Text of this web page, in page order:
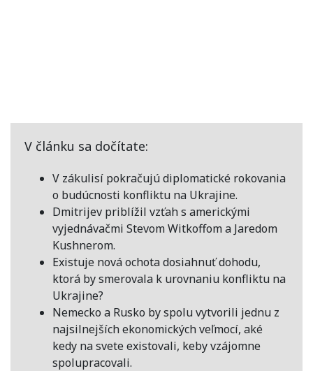
V článku sa dočítate:
V zákulisí pokračujú diplomatické rokovania
o budúcnosti konfliktu na Ukrajine.
Dmitrijev priblížil vzťah s americkými
vyjednávačmi Stevom Witkoffom a Jaredom
Kushnerom.
Existuje nová ochota dosiahnuť dohodu,
ktorá by smerovala k urovnaniu konfliktu na
Ukrajine?
Nemecko a Rusko by spolu vytvorili jednu z
najsilnejších ekonomických veľmocí, aké
kedy na svete existovali, keby vzájomne
spolupracovali.